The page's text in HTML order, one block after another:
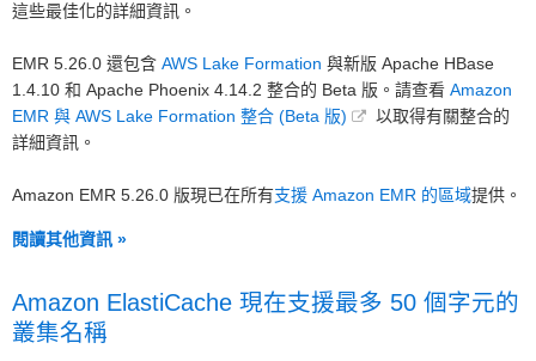
這些最佳化的詳細資訊。
EMR 5.26.0 還包含 AWS Lake Formation 與新版 Apache HBase
1.4.10 和 Apache Phoenix 4.14.2 整合的 Beta 版。請查看 Amazon
EMR 與 AWS Lake Formation 整合 (Beta 版)
以取得有關整合的
詳細資訊。
Amazon EMR 5.26.0 版現已在所有支援 Amazon EMR 的區域提供。
閱讀其他資訊 »
Amazon ElastiCache 現在支援最多 50 個字元的
叢集名稱